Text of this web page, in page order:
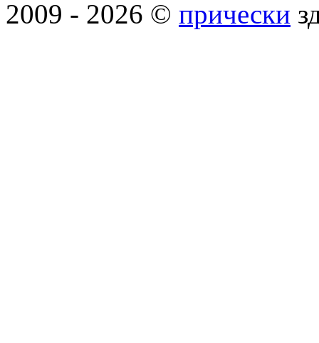
2009 - 2026 © прически